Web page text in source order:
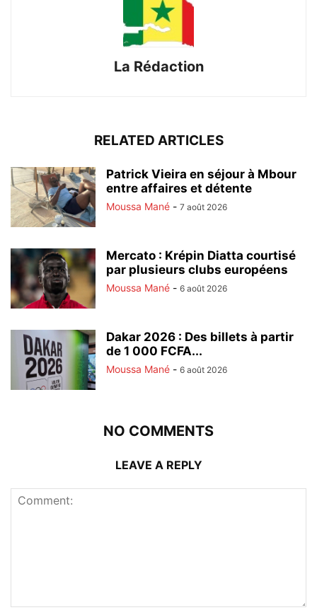
La Rédaction
RELATED ARTICLES
Patrick Vieira en séjour à Mbour
entre affaires et détente
Moussa Mané - 7 août 2026
Mercato : Krépin Diatta courtisé
par plusieurs clubs européens
Moussa Mané - 6 août 2026
Dakar 2026 : Des billets à partir
de 1 000 FCFA...
Moussa Mané - 6 août 2026
NO COMMENTS
LEAVE A REPLY